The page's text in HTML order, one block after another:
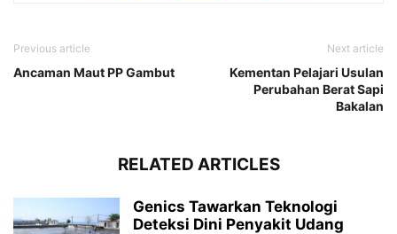
Previous article
Ancaman Maut PP Gambut
Next article
Kementan Pelajari Usulan
Perubahan Berat Sapi
Bakalan
RELATED ARTICLES
Genics Tawarkan Teknologi
Deteksi Dini Penyakit Udang